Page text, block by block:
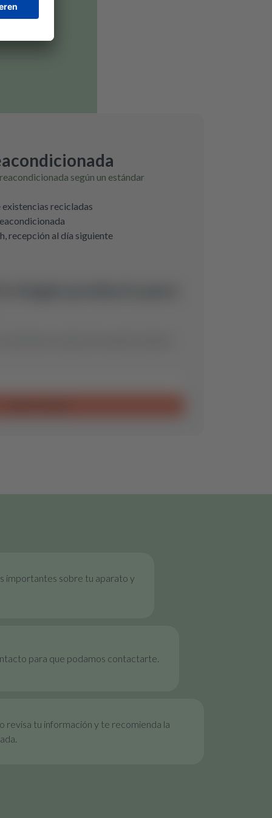
según un estándar
recicladas
recepción al día siguiente
importantes sobre tu aparato y
para que podamos contactarte.
revisa tu información y te recomienda la